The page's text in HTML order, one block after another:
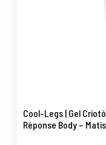
Cool-Legs | Gel
Réponse Body –